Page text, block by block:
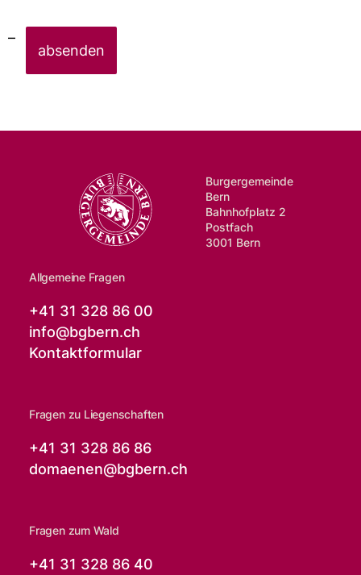
absenden
Burgergemeinde
Bern
Bahnhofplatz 2
Postfach
3001 Bern
Allgemeine Fragen
+41 31 328 86 00
info@bgbern.ch
Kontaktformular
Fragen zu Liegenschaften
+41 31 328 86 86
domaenen@bgbern.ch
Fragen zum Wald
+41 31 328 86 40